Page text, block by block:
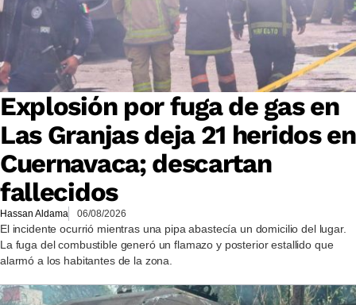
Explosión por fuga de gas en
Las Granjas deja 21 heridos en
Cuernavaca; descartan
fallecidos
Hassan Aldama 06/08/2026
El incidente ocurrió mientras una pipa abastecía un domicilio del lugar.
La fuga del combustible generó un flamazo y posterior estallido que
alarmó a los habitantes de la zona.